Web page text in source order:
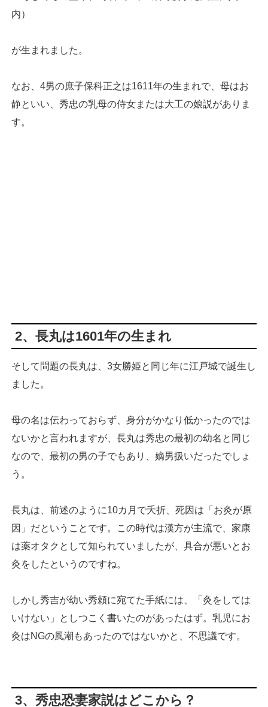
内）
が生まれました。
なお、4男の庶子保科正之は1611年の生まれで、母はお
静といい、秀忠の乳母の侍女または大工の娘説がありま
す。
2、長丸は1601年の生まれ
そして問題の長丸は、3女勝姫と同じ年に江戸城で誕生し
ました。
母の名は伝わっておらず、身分がかなり低かったのでは
ないかと言われますが、長丸は秀忠の最初の幼名と同じ
なので、最初の男の子でもあり、嫡男扱いだったでしょ
う。
長丸は、前述のように10カ月で夭折、死因は「お灸が原
因」だということです。この時代は漢方が主流で、家康
は薬オタクとして知られていましたが、具合が悪いとお
灸をしたというのですね。
しかし秀吉が幼い秀頼に宛てた手紙には、「灸をしては
いけない」としつこく書いたのがあったはず。乳児にお
灸はNGの風潮もあったのではないかと、不思議です。
3、秀忠恐妻家説はどこから？